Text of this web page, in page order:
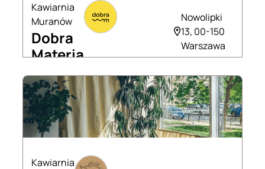
Kawiarnia
Muranów
Dobra
Materia
Nowolipki
13, 00-150
Warszawa
Kawiarnia